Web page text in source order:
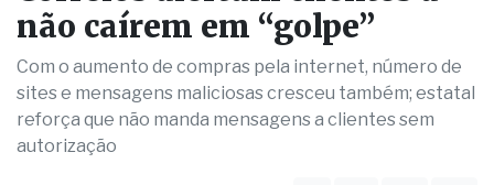
CUIDADO!
Compras pela internet:
Correios alertam clientes a
não caírem em “golpe”